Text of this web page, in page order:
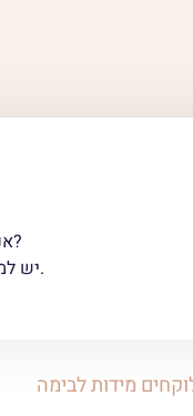
אני רוצה לכבד את ס”ת ולהחליף את המעיל הישן בחדש איך לוקחים מידות?
יש למדדים מידות הקרש העליון רוחב, עומק, קוטר העיגול והמרחק בין העיגולים.